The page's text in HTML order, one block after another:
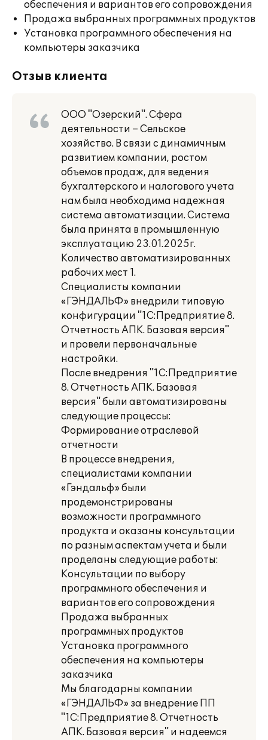
обеспечения и вариантов его сопровождения
Продажа выбранных программных продуктов
Установка программного обеспечения на
компьютеры заказчика
Отзыв клиента
ООО "Озерский". Сфера
деятельности – Сельское
хозяйство. В связи с динамичным
развитием компании, ростом
объемов продаж, для ведения
бухгалтерского и налогового учета
нам была необходима надежная
система автоматизации. Система
была принята в промышленную
эксплуатацию 23.01.2025г.
Количество автоматизированных
рабочих мест 1.
Специалисты компании
«ГЭНДАЛЬФ» внедрили типовую
конфигурации "1С:Предприятие 8.
Отчетность АПК. Базовая версия"
и провели первоначальные
настройки.
После внедрения "1С:Предприятие
8. Отчетность АПК. Базовая
версия" были автоматизированы
следующие процессы:
Формирование отраслевой
отчетности
В процессе внедрения,
специалистами компании
«Гэндальф» были
продемонстрированы
возможности программного
продукта и оказаны консультации
по разным аспектам учета и были
проделаны следующие работы:
Консультации по выбору
программного обеспечения и
вариантов его сопровождения
Продажа выбранных
программных продуктов
Установка программного
обеспечения на компьютеры
заказчика
Мы благодарны компании
«ГЭНДАЛЬФ» за внедрение ПП
"1С:Предприятие 8. Отчетность
АПК. Базовая версия" и надеемся